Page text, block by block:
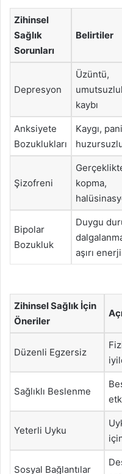
Zihinsel
Sağlık
Sorunları
Belirtiler
Depresyon
Üzüntü,
kaybı
Anksiyete
Bozuklukları
Kaygı,
Şizofreni
kopma,
Bipolar
Bozukluk
Duygu
aşırı enerji
Zihinsel Sağlık İçin
Öneriler
Düzenli Egzersiz
Sağlıklı Beslenme
Yeterli Uyku
Sosyal Bağlantılar